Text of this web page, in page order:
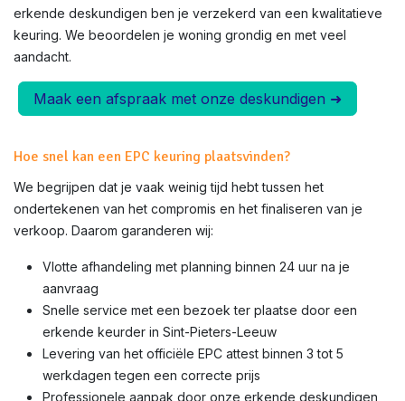
erkende deskundigen ben je verzekerd van een kwalitatieve
keuring. We beoordelen je woning grondig en met veel
aandacht.
Maak een afspraak met onze deskundigen ➜
Hoe snel kan een EPC keuring plaatsvinden?
We begrijpen dat je vaak weinig tijd hebt tussen het
ondertekenen van het compromis en het finaliseren van je
verkoop. Daarom garanderen wij:
Vlotte afhandeling met planning binnen 24 uur na je
aanvraag
Snelle service met een bezoek ter plaatse door een
erkende keurder in Sint-Pieters-Leeuw
Levering van het officiële EPC attest binnen 3 tot 5
werkdagen tegen een correcte prijs
Professionele aanpak door onze erkende deskundigen